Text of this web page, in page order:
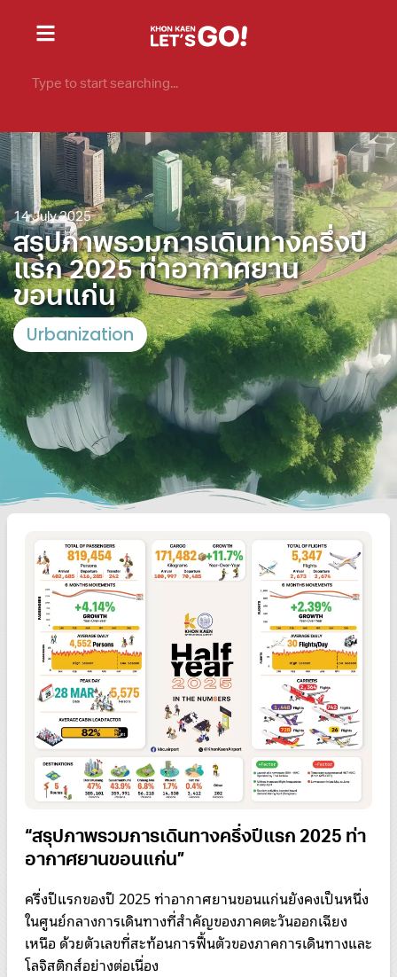
14 July 2025
สรุปภาพรวมการเดินทางครึ่งปี
แรก 2025 ท่าอากาศยาน
ขอนแก่น
Urbanization
“สรุปภาพรวมการเดินทางครึ่งปีแรก 2025 ท่า
อากาศยานขอนแก่น”
ครึ่งปีแรกของปี 2025 ท่าอากาศยานขอนแก่นยังคงเป็นหนึ่ง
ในศูนย์กลางการเดินทางที่สำคัญของภาคตะวันออกเฉียง
เหนือ ด้วยตัวเลขที่สะท้อนการฟื้นตัวของภาคการเดินทางและ
โลจิสติกส์อย่างต่อเนื่อง